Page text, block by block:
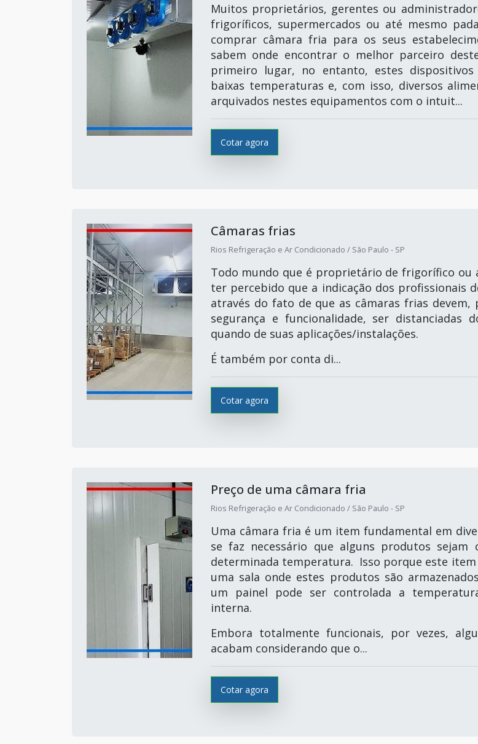
Muitos proprietários, gerentes ou
frigoríficos, supermercados ou até mesmo
comprar câmara fria para os seus
sabem onde encontrar o melhor parceiro
primeiro lugar, no entanto, estes
baixas temperaturas e, com isso, diversos
arquivados nestes equipamentos com o intuit...
Cotar agora
Câmaras frias
Rios Refrigeração e Ar Condicionado / São Paulo - SP
Todo mundo que é proprietário de frigorífico ou
ter percebido que a indicação dos profissionais
através do fato de que as câmaras frias devem,
segurança e funcionalidade, ser distanciadas
quando de suas aplicações/instalações.
É também por conta di...
Cotar agora
Preço de uma câmara fria
Rios Refrigeração e Ar Condicionado / São Paulo - SP
Uma câmara fria é um item fundamental em
se faz necessário que alguns produtos sejam
determinada temperatura. Isso porque este item
uma sala onde estes produtos são
um painel pode ser controlada a
interna.
Embora totalmente funcionais, por vezes,
acabam considerando que o...
Cotar agora